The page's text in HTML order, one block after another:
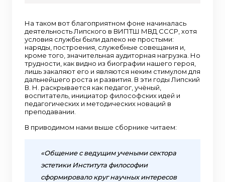
На таком вот благоприятном фоне начиналась
деятельность Липского в ВИПТШ МВД СССР, хотя
условия службы были далеко не простыми:
наряды, построения, служебные совещания и,
кроме того, значительная аудиторная нагрузка. Но
трудности, как видно из биографии нашего героя,
лишь закаляют его и являются неким стимулом для
дальнейшего роста и развития. В эти годы Липский
В. Н. раскрывается как педагог, учёный,
воспитатель, инициатор философских идей и
педагогических и методических новаций в
преподавании.
В приводимом нами выше сборнике читаем:
«Общение с ведущим учеными сектора
эстетики Института философии
сформировало круг научных интересов